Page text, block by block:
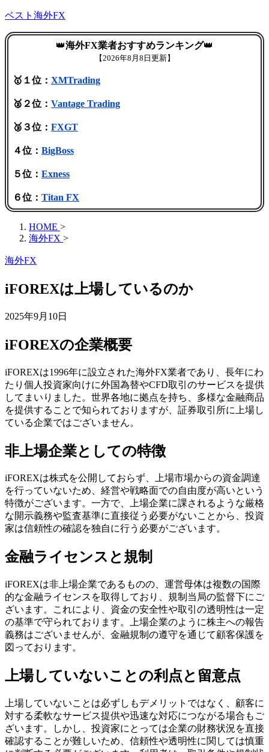
ベスト海外FX
👑海外FX業者おすすめランキング👑
【2026年8月8日更新】
🥇１位： XMTrading
🥈２位： Vantage Trading
🥉３位： FXGT
４位： BigBoss
５位： Exness
６位： Titan FX
HOME >
海外FX >
海外FX
iFOREXは上場しているのか
2025年9月10日
iFOREXの企業概要
iFOREXは1996年に設立された海外FX業者であり、長年にわ
たり個人投資家向けに外国為替やCFD取引のサービスを提供
してまいりました。世界各地に拠点を持ち、多様な金融商品
を提供することで知られておりますが、証券取引所に上場し
ている企業ではございません。
非上場企業としての特徴
iFOREXは株式を公開しておらず、上場市場からの資金調達
を行っていないため、経営や戦略面での自由度が高いという
特徴がございます。一方で、上場企業に課されるような厳格
な開示義務や監査基準に直接従う必要がないことから、投資
家は信頼性の確認を独自に行う必要がございます。
金融ライセンスと規制
iFOREXは非上場企業であるものの、運営母体は複数の国際
的な金融ライセンスを取得しており、規制当局の監督下にご
ざいます。これにより、資金の安全性や取引の透明性は一定
の基準で守られております。上場企業のように株主への報告
義務はございませんが、金融規制の遵守を通じて顧客保護を
図っております。
上場していないことの利点と留意点
上場していないことは必ずしもデメリットではなく、顧客に
対する柔軟なサービス提供や迅速な対応につながる場合もご
ざいます。しかし、投資家にとっては企業の財務状況を直接
確認することが難しいため、信頼性や透明性に関しては慎重